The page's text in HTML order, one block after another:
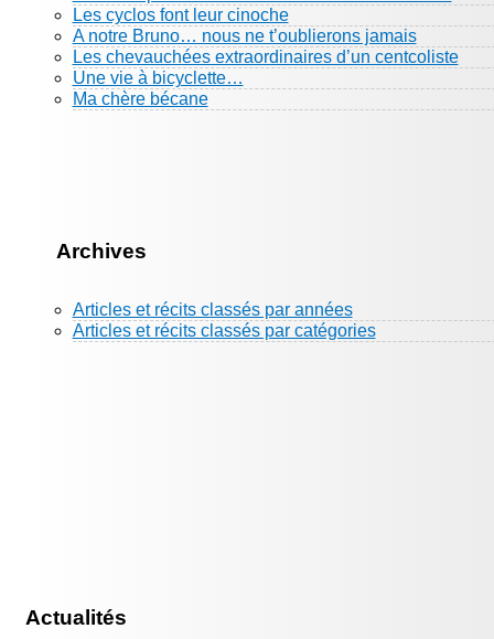
Les cyclos font leur cinoche
A notre Bruno… nous ne t’oublierons jamais
Les chevauchées extraordinaires d’un centcoliste
Une vie à bicyclette…
Ma chère bécane
Archives
Articles et récits classés par années
Articles et récits classés par catégories
Actualités